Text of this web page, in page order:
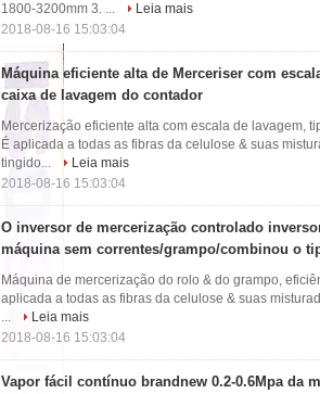
1800-3200mm 3. ...
Leia mais
2018-08-16 15:03:04
Máquina eficiente alta de Merceriser com
caixa de lavagem do contador
Mercerização eficiente alta com escala de lavagem,
É aplicada a todas as fibras da celulose & suas
tingido...
Leia mais
2018-08-16 15:03:04
O inversor de mercerização controlado
máquina sem correntes/grampo/combinou o
Máquina de mercerização do rolo & do grampo,
aplicada a todas as fibras da celulose & suas
...
Leia mais
2018-08-16 15:03:04
Vapor fácil contínuo brandnew 0.2-0.6Mpa da